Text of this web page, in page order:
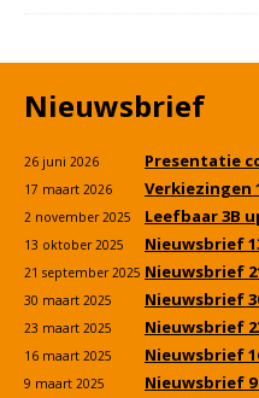
Nieuwsbrief
26 juni 2026 Presentatie
17 maart 2026 Verkiezingen
2 november 2025 Leefbaar 3B
13 oktober 2025 Nieuwsbrief
21 september 2025 Nieuwsbrief
30 maart 2025 Nieuwsbrief
23 maart 2025 Nieuwsbrief
16 maart 2025 Nieuwsbrief
9 maart 2025 Nieuwsbrief